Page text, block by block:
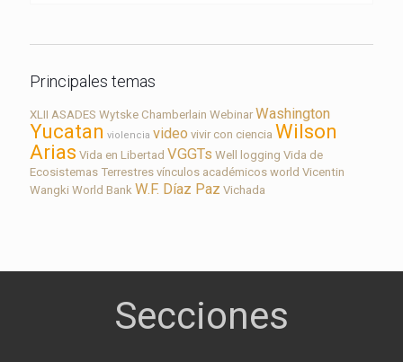
Principales temas
XLII ASADES Wytske Chamberlain Webinar Washington
Yucatan violencia video vivir con ciencia Wilson
Arias Vida en Libertad VGGTs Well logging Vida de
Ecosistemas Terrestres vínculos académicos world Vicentin
Wangki World Bank W.F. Díaz Paz Vichada